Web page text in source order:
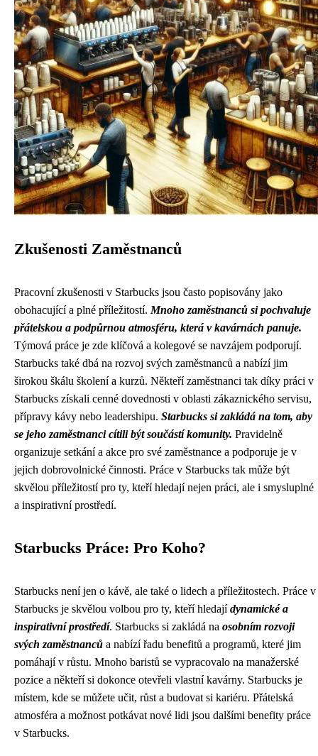
Zkušenosti Zaměstnanců
Pracovní zkušenosti v Starbucks jsou často popisovány jako
obohacující a plné příležitostí. Mnoho zaměstnanců si pochvaluje
přátelskou a podpůrnou atmosféru, která v kavárnách panuje.
Týmová práce je zde klíčová a kolegové se navzájem podporují.
Starbucks také dbá na rozvoj svých zaměstnanců a nabízí jim
širokou škálu školení a kurzů. Někteří zaměstnanci tak díky práci v
Starbucks získali cenné dovednosti v oblasti zákaznického servisu,
přípravy kávy nebo leadershipu. Starbucks si zakládá na tom, aby
se jeho zaměstnanci cítili být součástí komunity. Pravidelně
organizuje setkání a akce pro své zaměstnance a podporuje je v
jejich dobrovolnické činnosti. Práce v Starbucks tak může být
skvělou příležitostí pro ty, kteří hledají nejen práci, ale i smysluplné
a inspirativní prostředí.
Starbucks Práce: Pro Koho?
Starbucks není jen o kávě, ale také o lidech a příležitostech. Práce v
Starbucks je skvělou volbou pro ty, kteří hledajídynamické a
inspirativní prostředí. Starbucks si zakládá na osobním rozvoji
svých zaměstnanců a nabízí řadu benefitů a programů, které jim
pomáhají v růstu. Mnoho baristů se vypracovalo na manažerské
pozice a někteří si dokonce otevřeli vlastní kavárny. Starbucks je
místem, kde se můžete učit, růst a budovat si kariéru. Přátelská
atmosféra a možnost potkávat nové lidi jsou dalšími benefity práce
v Starbucks.